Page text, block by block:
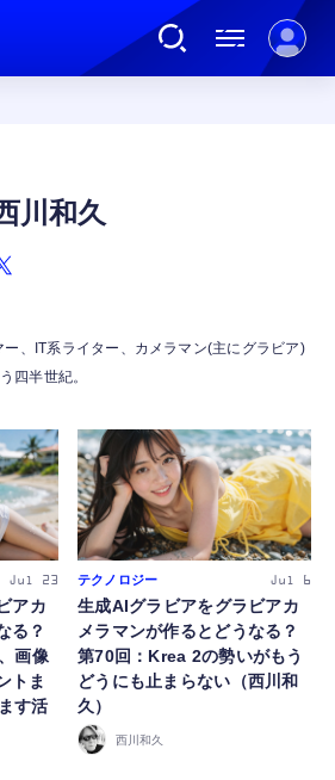
AI
ゲーム
カルチャー
公式ストア
FOLLOW US
川和久
、IT系ライター、カメラマン(主にグラビア)
四半世紀。
Jul 23
アカ
る？
画像
トま
す活
テクノロジー Jul 6
生成AIグラビアをグラビアカ
メラマンが作るとどうなる？
第70回：Krea 2の勢いがもう
どうにも止まらない（西川和
久）
西川和久